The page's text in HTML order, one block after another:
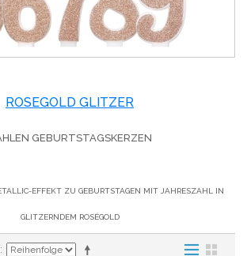
ROSEGOLD GLITZER
GEBURTSTAGSKERZEN
EFFEKT ZU GEBURTSTAGEN MIT JAHRESZAHL IN
GLITZERNDEM ROSÉGOLD